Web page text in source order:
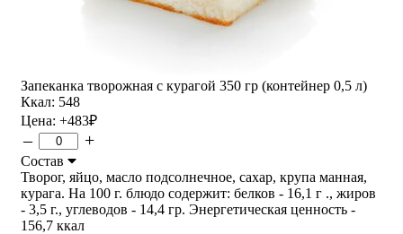
Запеканка творожная с курагой 350 гр (контейнер 0,5 л)
Ккал: 548
Цена: +483₽
– +
Состав
Творог, яйцо, масло подсолнечное, сахар, крупа манная,
курага. На 100 г. блюдо содержит: белков - 16,1 г ., жиров
- 3,5 г., углеводов - 14,4 гр. Энергетическая ценность -
156,7 ккал